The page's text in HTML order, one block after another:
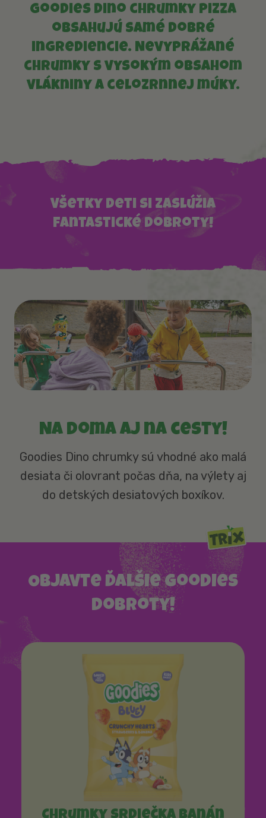
Goodies dino chrumky pizza
obsahujú samé dobré
ingrediencie. Nevyprážané
chrumky s vysokým obsahom
vlákniny a celozrnnej múky.
Všetky deti si zaslúžia
fantastické dobroty!
Na doma aj na cesty!
Goodies Dino chrumky sú vhodné ako malá
desiata či olovrant počas dňa, na výlety aj
do detských desiatových boxíkov.
Objavte ďalšie Goodies
dobroty!